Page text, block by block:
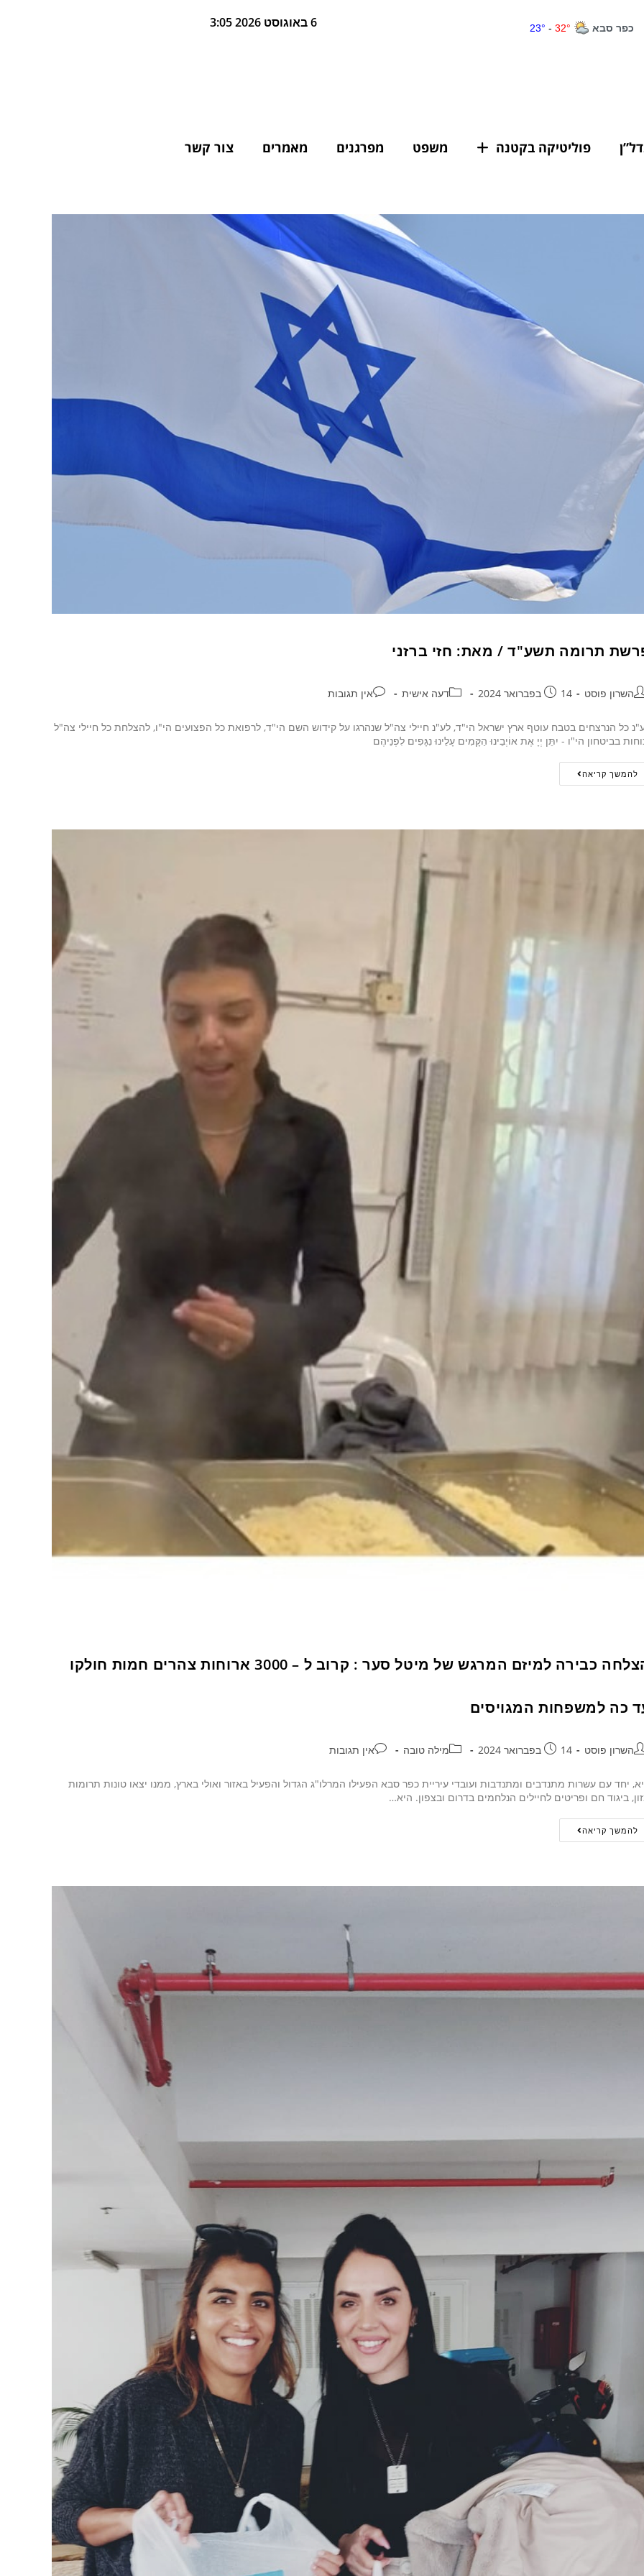
6 באוגוסט 2026 3:05
פוליטיקה בקטנה משפט מפרגנים מאמרים צור קשר
תרומה תשע"ד / מאת: חזי ברזני
השרון פוסט 14 בפברואר 2024 דעה אישית אין תגובות
כל הנרצחים בטבח עוטף ארץ ישראל הי"ד, לע"נ חיילי צה"ל שנהרגו על קידוש השם הי"ד, לרפואת כל הפצועים הי"ו, להצלחת כל חיילי צה"ל
בביטחון הי"ו - יִתֵּן יְיָ אֶת אוֹיְבֵינוּ הַקָּמִים עָלֵינוּ נִגָּפִים לִפְנֵיהֶם
להמשך קריאה
הצלחה כבירה למיזם המרגש של מיטל סער : קרוב ל – 3000 ארוחות צהרים חמות חולקו
כה למשפחות המגויסים
השרון פוסט 14 בפברואר 2024 מילה טובה אין תגובות
יחד עם עשרות מתנדבים ומתנדבות ועובדי עיריית כפר סבא הפעילו המרלו"ג הגדול והפעיל באזור ואולי בארץ, ממנו יצאו טונות תרומות
ביגוד חם ופריטים לחיילים הנלחמים בדרום ובצפון. היא…
להמשך קריאה